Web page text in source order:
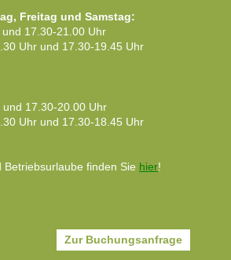
Freitag und Samstag:
17.30-21.00 Uhr
Uhr und 17.30-19.45 Uhr
17.30-20.00 Uhr
Uhr und 17.30-18.45 Uhr
Betriebsurlaube finden Sie hier!
Zur Buchungsanfrage